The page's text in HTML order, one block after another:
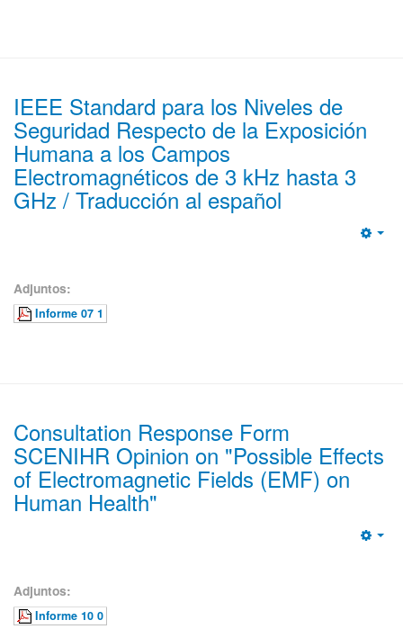
IEEE Standard para los Niveles de
Seguridad Respecto de la Exposición
Humana a los Campos
Electromagnéticos de 3 kHz hasta 3
GHz / Traducción al español
Adjuntos:
Informe 07 1
Consultation Response Form
SCENIHR Opinion on "Possible Effects
of Electromagnetic Fields (EMF) on
Human Health"
Adjuntos:
Informe 10 0